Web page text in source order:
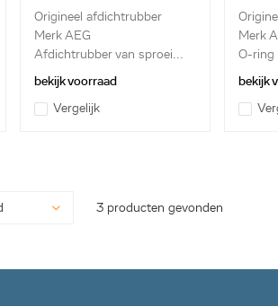
Origineel afdichtrubber
Merk AEG
Afdichtrubber van sproei...
bekijk voorraad
Vergelijk
Merk
O-ring
onde...
bekijk
3 producten gevonden